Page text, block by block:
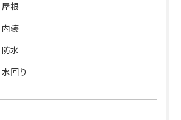
屋根
内装
防水
水回り